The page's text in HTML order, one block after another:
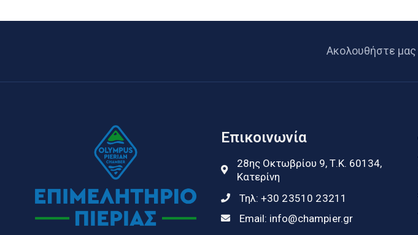
Ακολουθήστε μας
Επικοινωνία
28ης Οκτωβρίου 9, Τ.Κ. 60134,
Κατερίνη
Τηλ: +30 23510 23211
Email: info@champier.gr